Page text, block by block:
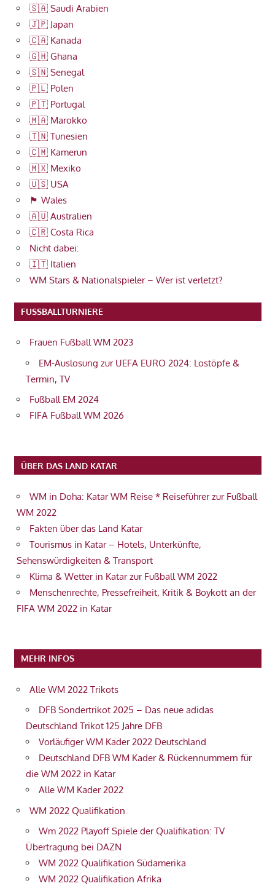
🇸🇦 Saudi Arabien
🇯🇵 Japan
🇨🇦 Kanada
🇬🇭 Ghana
🇸🇳 Senegal
🇵🇱 Polen
🇵🇹 Portugal
🇲🇦 Marokko
🇹🇳 Tunesien
🇨🇲 Kamerun
🇲🇽 Mexiko
🇺🇸 USA
🏴󠁧󠁢󠁷󠁬󠁳󠁿 Wales
🇦🇺 Australien
🇨🇷 Costa Rica
Nicht dabei:
🇮🇹 Italien
WM Stars & Nationalspieler – Wer ist verletzt?
FUSSBALLTURNIERE
Frauen Fußball WM 2023
EM-Auslosung zur UEFA EURO 2024: Lostöpfe &
Termin, TV
Fußball EM 2024
FIFA Fußball WM 2026
ÜBER DAS LAND KATAR
WM in Doha: Katar WM Reise * Reiseführer zur Fußball
WM 2022
Fakten über das Land Katar
Tourismus in Katar – Hotels, Unterkünfte,
Sehenswürdigkeiten & Transport
Klima & Wetter in Katar zur Fußball WM 2022
Menschenrechte, Pressefreiheit, Kritik & Boykott an der
FIFA WM 2022 in Katar
MEHR INFOS
Alle WM 2022 Trikots
DFB Sondertrikot 2025 – Das neue adidas
Deutschland Trikot 125 Jahre DFB
Vorläufiger WM Kader 2022 Deutschland
Deutschland DFB WM Kader & Rückennummern für
die WM 2022 in Katar
Alle WM Kader 2022
WM 2022 Qualifikation
Wm 2022 Playoff Spiele der Qualifikation: TV
Übertragung bei DAZN
WM 2022 Qualifikation Südamerika
WM 2022 Qualifikation Afrika